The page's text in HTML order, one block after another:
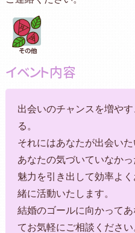
イベント内容
出会いのチャンスを増や
る。
それにはあなたが出会いた
あなたの気づいていなか
魅力を引き出して効率よ
緒に活動いたします。
結婚のゴールに向かって
てお気軽にご相談ください